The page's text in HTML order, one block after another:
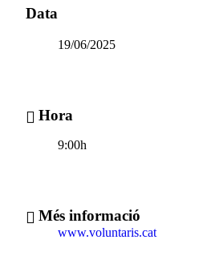
Data
19/06/2025
Hora
9:00h
Més informació
www.voluntaris.cat